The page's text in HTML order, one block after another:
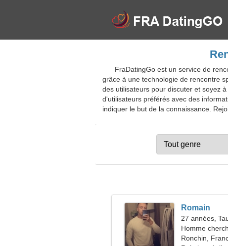
FraDatingGo est un service de
grâce à une technologie de rencontre
des utilisateurs pour discuter et soyez
d'utilisateurs préférés avec des
indiquer le but de la connaissance.
Romain
27 années,
Homme
Ronchin,